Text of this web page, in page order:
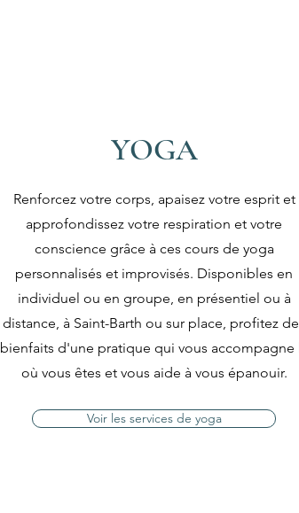
YOGA
Renforcez votre corps, apaisez votre esprit et
approfondissez votre respiration et votre
conscience grâce à ces cours de yoga
personnalisés et improvisés. Disponibles en
individuel ou en groupe, en présentiel ou à
distance, à Saint-Barth ou sur place, profitez
bienfaits d'une pratique qui vous accompagne
où vous êtes et vous aide à vous épanouir.
Voir les services de yoga